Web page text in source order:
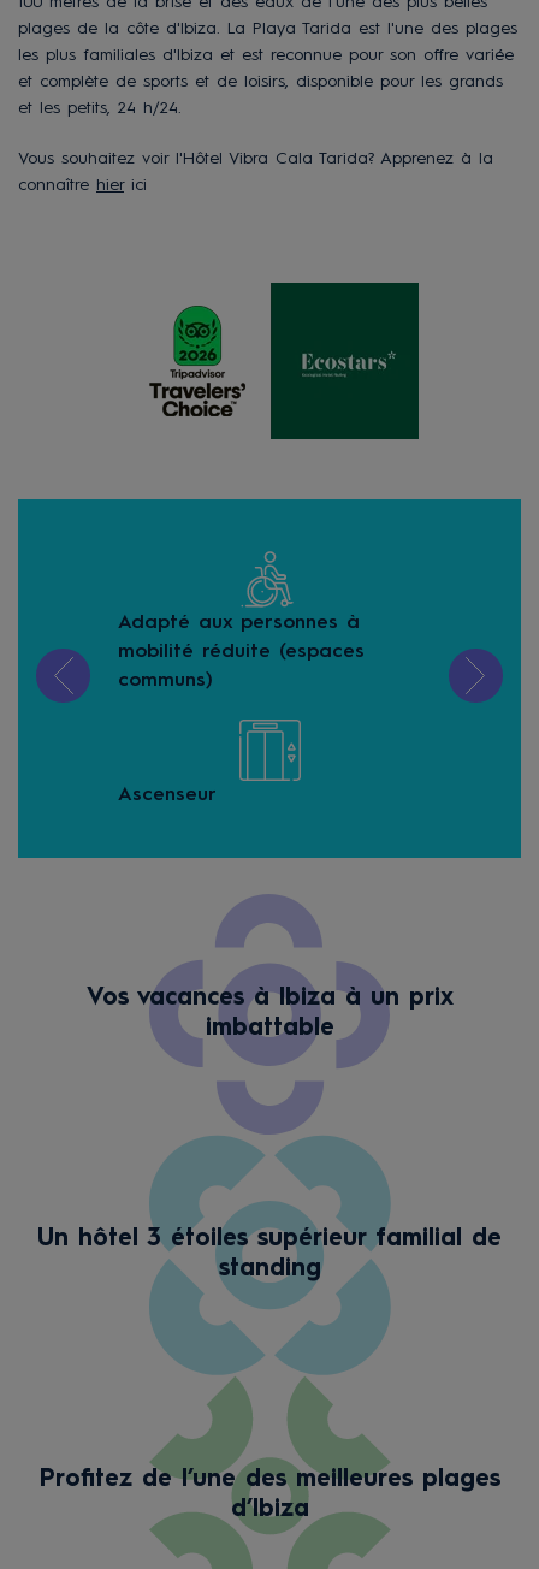
plages de la côte d'Ibiza. La Playa Tarida est l'une des plages
les plus familiales d'Ibiza et est reconnue pour son offre variée
et complète de sports et de loisirs, disponible pour les grands
et les petits, 24 h/24.
Vous souhaitez voir l'Hôtel Vibra Cala Tarida? Apprenez à la
connaître hierici
Adapté aux personnes à
mobilité réduite (espaces
communs)
Ascenseur
Vos vacances à Ibiza à un prix
imbattable
Un hôtel 3 étoiles supérieur familial de
standing
Profitez de l’une des meilleures plages
d’Ibiza